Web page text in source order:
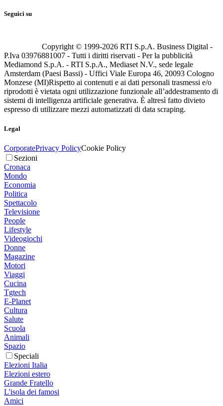
Seguici su
Copyright © 1999-2026 RTI S.p.A. Business Digital -
P.Iva 03976881007 - Tutti i diritti riservati - Per la pubblicità
Mediamond S.p.A. - RTI S.p.A., Mediaset N.V., sede legale
Amsterdam (Paesi Bassi) - Uffici Viale Europa 46, 20093 Cologno
Monzese (MI)Rispetto ai contenuti e ai dati personali trasmessi e/o
riprodotti è vietata ogni utilizzazione funzionale all’addestramento di
sistemi di intelligenza artificiale generativa. È altresì fatto divieto
espresso di utilizzare mezzi automatizzati di data scraping.
Legal
CorporatePrivacy PolicyCookie Policy
Sezioni
Cronaca
Mondo
Economia
Politica
Spettacolo
Televisione
People
Lifestyle
Videogiochi
Donne
Magazine
Motori
Viaggi
Cucina
Tgtech
E-Planet
Cultura
Salute
Scuola
Animali
Spazio
Speciali
Elezioni Italia
Elezioni estero
Grande Fratello
L'isola dei famosi
Amici